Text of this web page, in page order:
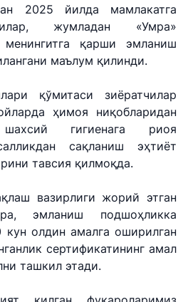
АЖ
"Uzbekistan
Airports" АЖ
Ишонч
рақами
2025 йилда мамлакатга
жумладан «Умра»
менингитга қарши эмланиш
маълум қилинди.
қўмитаси зиёратчилар
ҳимоя ниқобларидан
шахсий гигиенага риоя
сақланиш эҳтиёт
тавсия қилмоқда.
вазирлиги жорий этган
эмланиш подшоҳликка
олдин амалга оширилган
сертификатининг амал
ташкил этади.